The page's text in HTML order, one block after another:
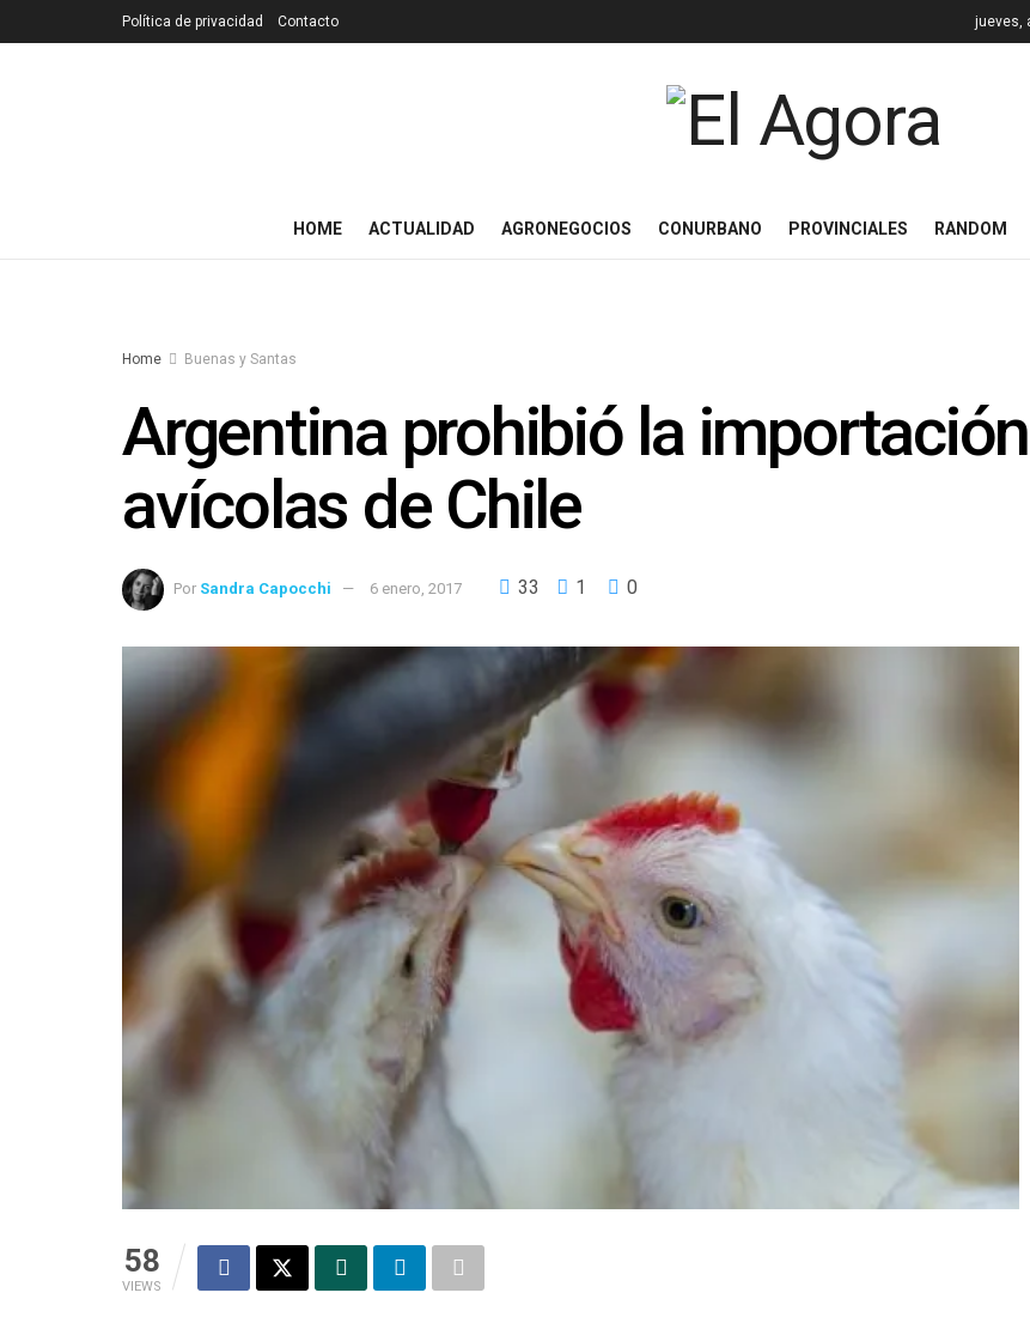
Política de privacidad Contacto jueves,
HOME ACTUALIDAD AGRONEGOCIOS CONURBANO PROVINCIALES RANDOM
Home Buenas y Santas
Argentina prohibió la
avícolas de Chile
Por Sandra Capocchi 6 enero, 2017 33 1 0
58
VIEWS